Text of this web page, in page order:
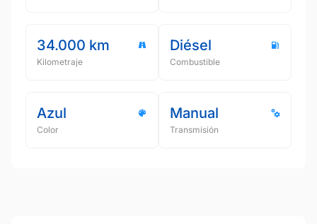
34.000 km
Kilometraje
Diésel
Combustible
Azul
Color
Manual
Transmisión